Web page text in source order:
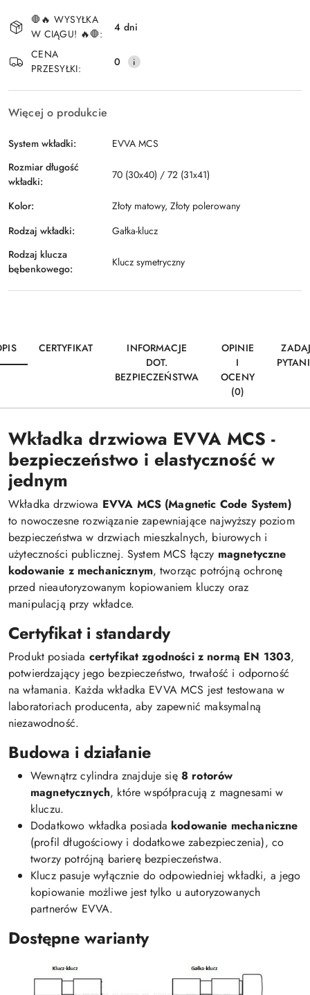
i
dostawa
🛑🔥 WYSYŁKA
W CIĄGU! 🔥🛑:
4 dni
CENA
PRZESYŁKI:
0
Więcej o produkcie
System wkładki:
EVVA MCS
Rozmiar długość
wkładki:
70 (30x40) / 72 (31x41)
Kolor:
Złoty matowy, Złoty polerowany
Rodzaj wkładki:
Gałka-klucz
Rodzaj klucza
bębenkowego:
Klucz symetryczny
CERTYFIKAT
INFORMACJE
DOT.
BEZPIECZEŃSTWA
OPINIE
I
OCENY
(0)
Wkładka drzwiowa EVVA MCS -
bezpieczeństwo i elastyczność w
jednym
Wkładka drzwiowa EVVA MCS (Magnetic Code System)
to nowoczesne rozwiązanie zapewniające najwyższy poziom
bezpieczeństwa w drzwiach mieszkalnych, biurowych i
użyteczności publicznej. System MCS łączy magnetyczne
kodowanie z mechanicznym, tworząc potrójną ochronę
przed nieautoryzowanym kopiowaniem kluczy oraz
manipulacją przy wkładce.
Certyfikat i standardy
Produkt posiada certyfikat zgodności z normą EN 1303,
potwierdzający jego bezpieczeństwo, trwałość i odporność
na włamania. Każda wkładka EVVA MCS jest testowana w
laboratoriach producenta, aby zapewnić maksymalną
niezawodność.
Budowa i działanie
Wewnątrz cylindra znajduje się 8 rotorów
magnetycznych, które współpracują z magnesami w
kluczu.
Dodatkowo wkładka posiada kodowanie mechaniczne
(profil długościowy i dodatkowe zabezpieczenia), co
tworzy potrójną barierę bezpieczeństwa.
Klucz pasuje wyłącznie do odpowiedniej wkładki, a jego
kopiowanie możliwe jest tylko u autoryzowanych
partnerów EVVA.
Dostępne warianty